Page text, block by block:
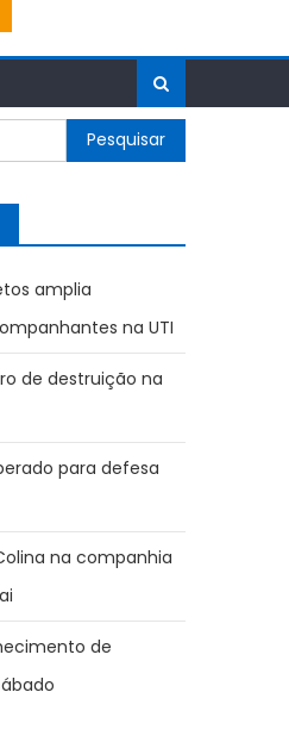
amplia
na UTI
de destruição na
para defesa
na companhia
de